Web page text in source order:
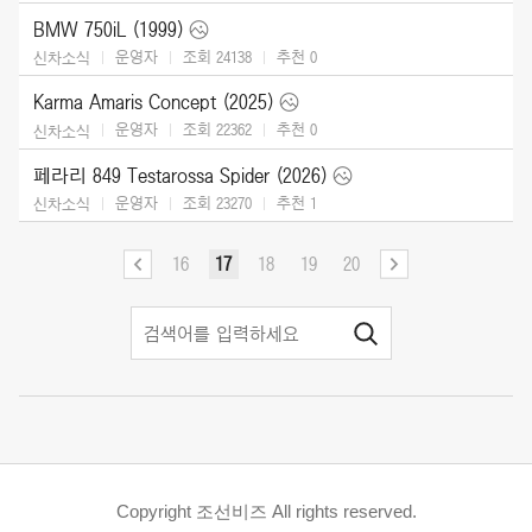
BMW 750iL (1999)
신차소식 운영자 조회 24138 추천 0
Karma Amaris Concept (2025)
신차소식 운영자 조회 22362 추천 0
페라리 849 Testarossa Spider (2026)
신차소식 운영자 조회 23270 추천 1
16 17 18 19 20
Copyright 조선비즈 All rights reserved.